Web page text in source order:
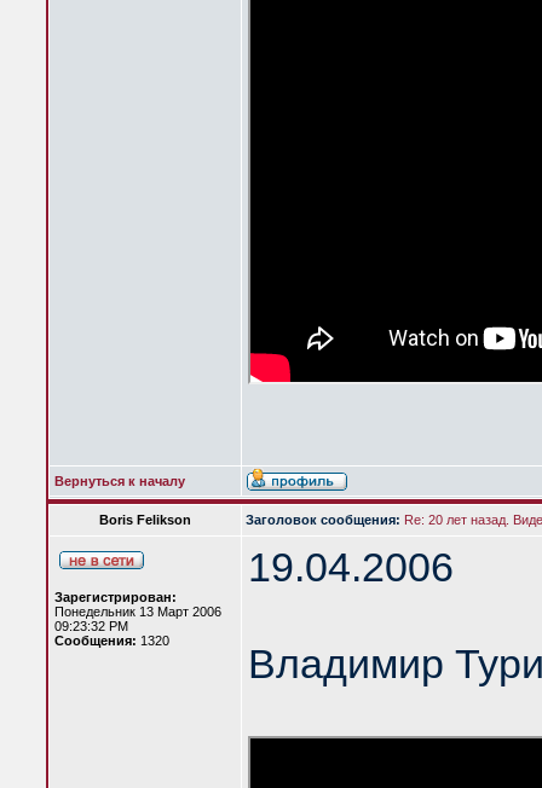
Вернуться к началу
Boris Felikson Заголовок сообщения: Re: 20 лет назад.
Зарегистрирован:
Понедельник 13 Март 2006
09:23:32 PM
Сообщения: 1320
19.04.2006
Владимир